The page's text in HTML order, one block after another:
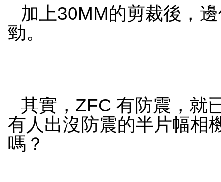
加上30MM的剪裁後，
勁。
其實，ZFC 有防震，就
有人出沒防震的半片幅相
嗎？